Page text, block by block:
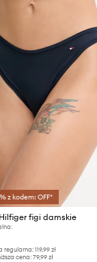
z kodem: OFF*
figi damskie
regularna: 119,99 zł
cena: 79,99 zł